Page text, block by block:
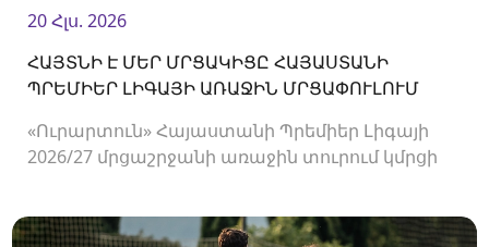
20 Հլս. 2026
ՀԱՅՏՆԻ Է ՄԵՐ ՄՐՑԱԿԻՑԸ ՀԱՅԱՍՏԱՆԻ
ՊՐԵՄԻԵՐ ԼԻԳԱՅԻ ԱՌԱՋԻՆ ՄՐՑԱՓՈՒԼՈՒՄ
«Ուրարտուն» Հայաստանի Պրեմիեր Լիգայի
2026/27 մրցաշրջանի առաջին տուրում կմրցի